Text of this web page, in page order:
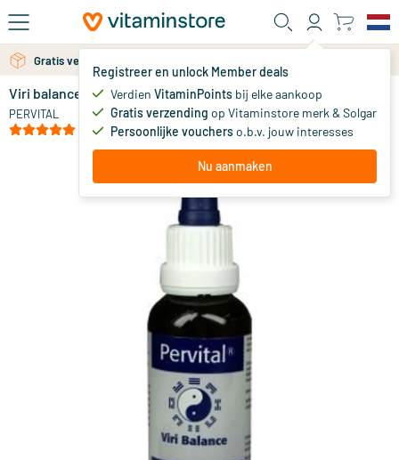
Ga naar de hoofdinhoud
Registreer en unlock Member deals
Verdien VitaminPoints bij elke aankoop
Gratis verzending op Vitaminstore merk & Solgar
Persoonlijke voucherso.b.v. jouw interesses
Nu aanmaken
Gratis verzending vanaf 25 euro
Gratis persoonlijk advies via chat of email
Viri balance
PERVITAL